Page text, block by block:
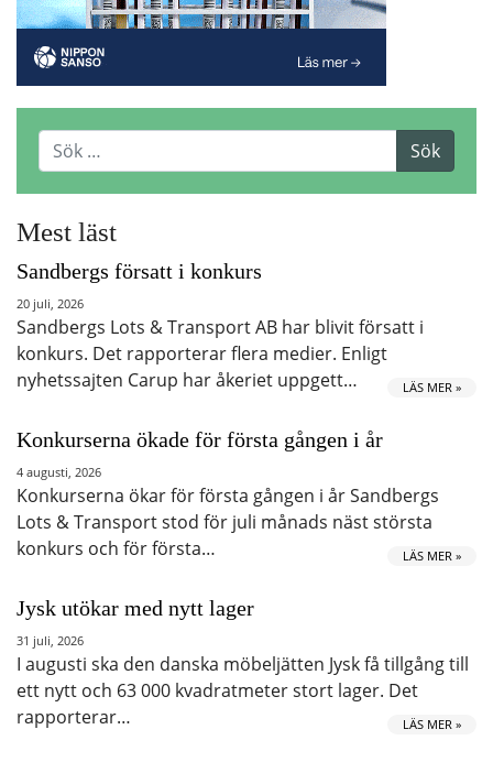
Mest läst
Sandbergs försatt i konkurs
20 juli, 2026
Sandbergs Lots & Transport AB har blivit försatt i
konkurs. Det rapporterar flera medier. Enligt
nyhetssajten Carup har åkeriet uppgett…
LÄS MER »
Konkurserna ökade för första gången i år
4 augusti, 2026
Konkurserna ökar för första gången i år Sandbergs
Lots & Transport stod för juli månads näst största
konkurs och för första…
LÄS MER »
Jysk utökar med nytt lager
31 juli, 2026
I augusti ska den danska möbeljätten Jysk få tillgång till
ett nytt och 63 000 kvadratmeter stort lager. Det
rapporterar…
LÄS MER »